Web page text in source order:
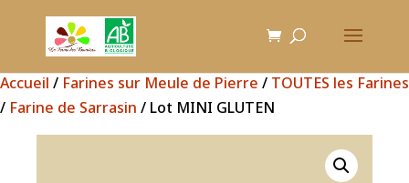
Accueil / Farines sur Meule de Pierre / TOUTES les Farines
/ Farine de Sarrasin / Lot MINI GLUTEN